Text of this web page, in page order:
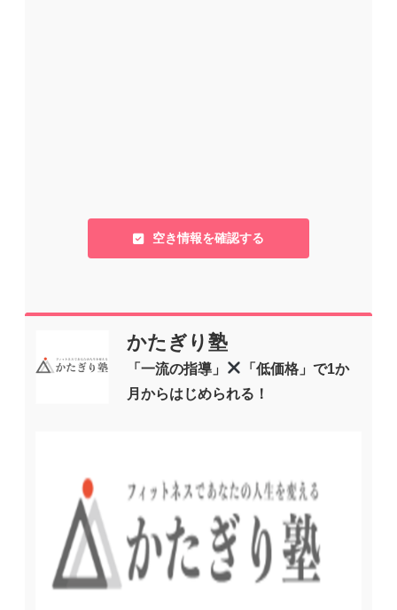
空き情報を確認する
かたぎり塾
「一流の指導」
「低価格」で1か
月からはじめられる！